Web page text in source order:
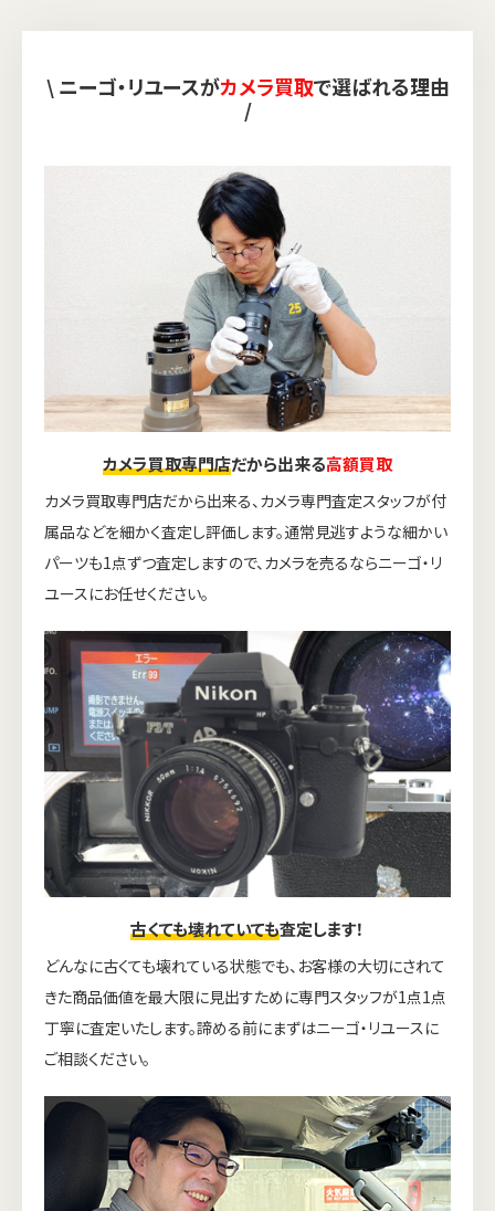
\ ニーゴ・リユースがカメラ買取で選ばれる理由
/
カメラ買取専門店だから出来る高額買取
カメラ買取専門店だから出来る、カメラ専門査定スタッフが付
属品などを細かく査定し評価します。通常見逃すような細かい
パーツも1点ずつ査定しますので、カメラを売るならニーゴ・リ
ユースにお任せください。
古くても壊れていても査定します！
どんなに古くても壊れている状態でも、お客様の大切にされて
きた商品価値を最大限に見出すために専門スタッフが1点1点
丁寧に査定いたします。諦める前にまずはニーゴ・リユースに
ご相談ください。